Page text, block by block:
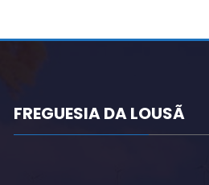
FREGUESIA DA LOUSÃ